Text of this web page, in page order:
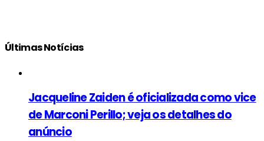
Últimas Notícias
Jacqueline Zaiden é oficializada como vice
de Marconi Perillo; veja os detalhes do
anúncio